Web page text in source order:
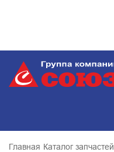
Главная Каталог запчастей